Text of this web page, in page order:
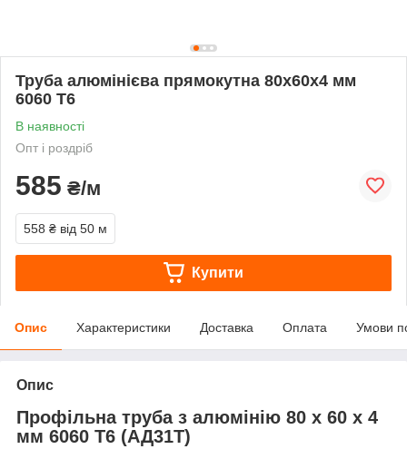
Труба алюмінієва прямокутна 80х60х4 мм
6060 Т6
В наявності
Опт і роздріб
585 ₴/м
558 ₴ від 50 м
Купити
Опис Характеристики Доставка Оплата Умови
Опис
Профільна труба з алюмінію 80 х 60 х 4
мм 6060 Т6 (АД31Т)